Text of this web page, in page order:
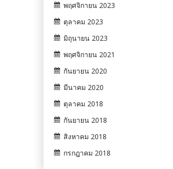
พฤศจิกายน 2023
ตุลาคม 2023
มิถุนายน 2023
พฤศจิกายน 2021
กันยายน 2020
มีนาคม 2020
ตุลาคม 2018
กันยายน 2018
สิงหาคม 2018
กรกฎาคม 2018